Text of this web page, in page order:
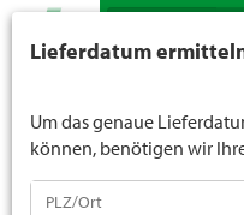
Suche
Kleineisenwaren
Lieferdatum
Um das genaue
können, benötigen wir
unter 16 Jahren. Für
Sie uns verbindlich Ihr Alter